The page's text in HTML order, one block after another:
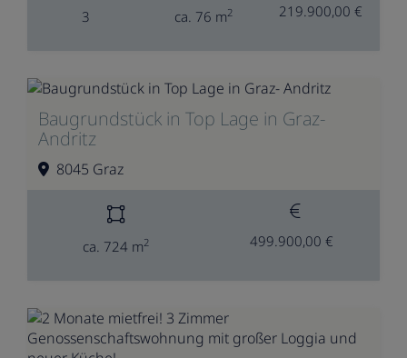
3 ca. 76 m2 219.900,00 €
Baugrundstück in Top Lage in Graz-
Andritz
8045 Graz
ca. 724 m2 499.900,00 €